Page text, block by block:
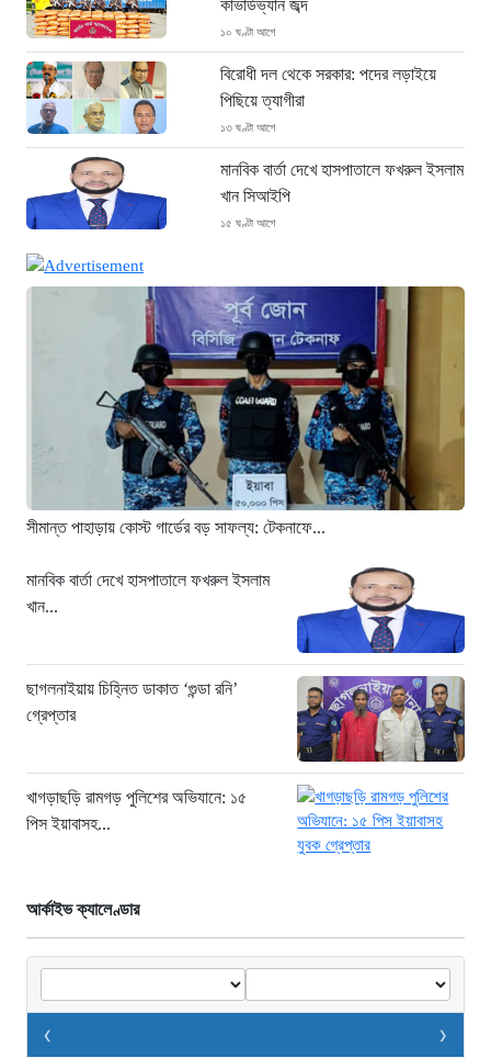
কাভার্ডভ্যান জব্দ
১০ ঘণ্টা আগে
বিরোধী দল থেকে সরকার: পদের লড়াইয়ে
পিছিয়ে ত্যাগীরা
১৩ ঘণ্টা আগে
মানবিক বার্তা দেখে হাসপাতালে ফখরুল ইসলাম
খান সিআইপি
১৫ ঘণ্টা আগে
গ্রেপ্তার
১৫ ঘণ্টা আগে
দৈনিক ৫শ টাকা মজুরীর দাবীতে বড়লেখায় চা
শ্রমিকদের গণবিক্ষোভ
১৫ ঘণ্টা আগে
গ্রিসের উপকূলে ১৬৮ অভিবাসী উদ্ধার:
ভেতরে ৭২ বাংলাদেশি
১৬ ঘণ্টা আগে
রাখা হয়: চিফ প্রসিকিউটর”
ডিজিএফআইয়ের ‘আয়নাঘর’ পরিদর্শনে
আন্তর্জাতিক অপরাধ ট্রাইব্যুনালের বিচারক
দল
জুলাই জাদুঘরে দলীয় ইতিহাসের ঠাঁই হবে না:
নাহিদ ইসলাম
সীমান্ত পাহাড়ায় কোস্ট গার্ডের বড় সাফল্য: টেকনাফে...
মানবিক বার্তা দেখে হাসপাতালে ফখরুল ইসলাম
খান...
ছাগলনাইয়ায় চিহ্নিত ডাকাত ‘গুন্ডা রনি’
গ্রেপ্তার
খাগড়াছড়ি রামগড় পুলিশের অভিযানে: ১৫
পিস ইয়াবাসহ...
আর্কাইভ ক্যালেণ্ডার
‹ ›